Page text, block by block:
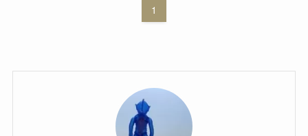
1